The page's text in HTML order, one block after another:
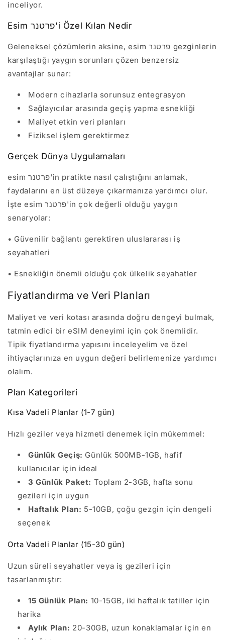
inceliyor.
Esim פרטנר'i Özel Kılan Nedir
Geleneksel çözümlerin aksine, esim פרטנר gezginlerin
karşılaştığı yaygın sorunları çözen benzersiz
avantajlar sunar:
Modern cihazlarla sorunsuz entegrasyon
Sağlayıcılar arasında geçiş yapma esnekliği
Maliyet etkin veri planları
Fiziksel işlem gerektirmez
Gerçek Dünya Uygulamaları
esim פרטנר'in pratikte nasıl çalıştığını anlamak,
faydalarını en üst düzeye çıkarmanıza yardımcı olur.
İşte esim פרטנר'in çok değerli olduğu yaygın
senaryolar:
• Güvenilir bağlantı gerektiren uluslararası iş
seyahatleri
• Esnekliğin önemli olduğu çok ülkelik seyahatler
Fiyatlandırma ve Veri Planları
Maliyet ve veri kotası arasında doğru dengeyi bulmak,
tatmin edici bir eSIM deneyimi için çok önemlidir.
Tipik fiyatlandırma yapısını inceleyelim ve özel
ihtiyaçlarınıza en uygun değeri belirlemenize yardımcı
olalım.
Plan Kategorileri
Kısa Vadeli Planlar (1-7 gün)
Hızlı geziler veya hizmeti denemek için mükemmel:
Günlük Geçiş: Günlük 500MB-1GB, hafif
kullanıcılar için ideal
3 Günlük Paket: Toplam 2-3GB, hafta sonu
gezileri için uygun
Haftalık Plan: 5-10GB, çoğu gezgin için dengeli
seçenek
Orta Vadeli Planlar (15-30 gün)
Uzun süreli seyahatler veya iş gezileri için
tasarlanmıştır:
15 Günlük Plan: 10-15GB, iki haftalık tatiller için
harika
Aylık Plan: 20-30GB, uzun konaklamalar için en